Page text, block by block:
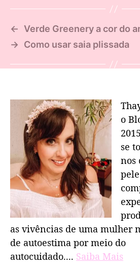
← Verde Greenery a cor do
→
Como usar saia plissada
o
se
nos
as vivências de uma mulher
de autoestima por meio do
autocuidado.... Saiba Mais